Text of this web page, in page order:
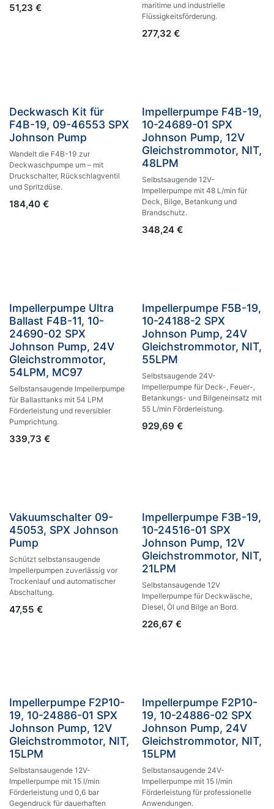
51,23 €
maritime und industrielle
Flüssigkeitsförderung.
277,32€
Deckwasch Kit für
F4B-19, 09-46553 SPX
Johnson Pump
Wandelt die F4B-19 zur
Deckwaschpumpe um – mit
Druckschalter, Rückschlagventil
und Spritzdüse.
184,40 €
Impellerpumpe F4B-19,
10-24689-01 SPX
Johnson Pump, 12V
Gleichstrommotor, NIT,
48LPM
Selbstsaugende 12V-
Impellerpumpe mit 48 L/min für
Deck, Bilge, Betankung und
Brandschutz.
348,24€
Impellerpumpe Ultra
Ballast F4B-11, 10-
24690-02 SPX
Johnson Pump, 24V
Gleichstrommotor,
54LPM, MC97
Selbstansaugende Impellerpumpe
für Ballasttanks mit 54 LPM
Förderleistung und reversibler
Pumprichtung.
339,73 €
Impellerpumpe F5B-19,
10-24188-2 SPX
Johnson Pump, 24V
Gleichstrommotor, NIT,
55LPM
Selbstsaugende 24V-
Impellerpumpe für Deck-, Feuer-,
Betankungs- und Bilgeneinsatz mit
55 L/min Förderleistung.
929,69 €
Vakuumschalter 09-
45053, SPX Johnson
Pump
Schützt selbstansaugende
Impellerpumpen zuverlässig vor
Trockenlauf und automatischer
Abschaltung.
47,55 €
Impellerpumpe F3B-19,
10-24516-01 SPX
Johnson Pump, 12V
Gleichstrommotor, NIT,
21LPM
Selbstansaugende 12V
Impellerpumpe für Deckwäsche,
Diesel, Öl und Bilge an Bord.
226,67 €
Impellerpumpe F2P10-
19, 10-24886-01 SPX
Johnson Pump, 12V
Gleichstrommotor, NIT,
15LPM
Selbstansaugende 12V-
Impellerpumpe mit 15 l/min
Förderleistung und 0,6 bar
Gegendruck für dauerhaften
Impellerpumpe F2P10-
19, 10-24886-02 SPX
Johnson Pump, 24V
Gleichstrommotor, NIT,
15LPM
Selbstansaugende 24V-
Impellerpumpe mit 15 l/min
Förderleistung für professionelle
Anwendungen.